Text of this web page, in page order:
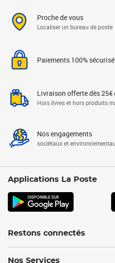
Proche de vous
Localiser un bureau de poste
Paiements 100%
Livraison offerte dès 25€
Hors livres et hors produits
Nos engagements
sociétaux et
Applications La Poste
Restons connectés
Nos Services